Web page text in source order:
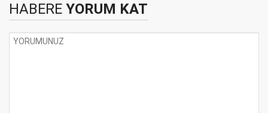
HABERE YORUM KAT